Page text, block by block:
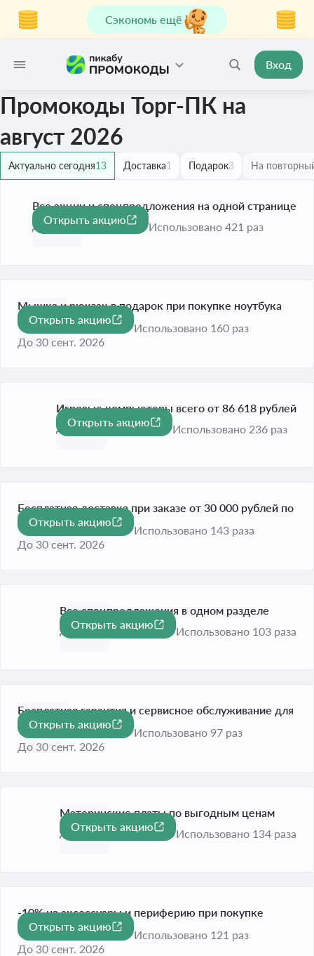
Сэкономь ещё
Вход
Промокоды Торг-ПК на
август 2026
Актуально сегодня13 Доставка1 Подарок3 На
Все акции и спецпредложения на одной странице
До 31 дек. 2026
Открыть акцию
Использовано 421 раз
Мышка и рюкзак в подарок при покупке ноутбука
Honor
До 30 сент. 2026
Открыть акцию
Использовано 160 раз
Игровые компьютеры всего от 86 618 рублей
До 30 сент. 2026
Открыть акцию
Использовано 236 раз
Бесплатная доставка при заказе от 30 000 рублей по
Москве
До 30 сент. 2026
Открыть акцию
Использовано 143 раза
Все спецпредложения в одном разделе
До 31 дек. 2026
Открыть акцию
Использовано 103 раза
Бесплатная гарантия и сервисное обслуживание для
ноутбука и ПК
До 30 сент. 2026
Открыть акцию
Использовано 97 раз
Материнские платы по выгодным ценам
До 30 сент. 2026
Открыть акцию
Использовано 134 раза
-20%
-10% на аксессуары и периферию при покупке
игрового ПК
До 30 сент. 2026
Открыть акцию
Использовано 121 раз